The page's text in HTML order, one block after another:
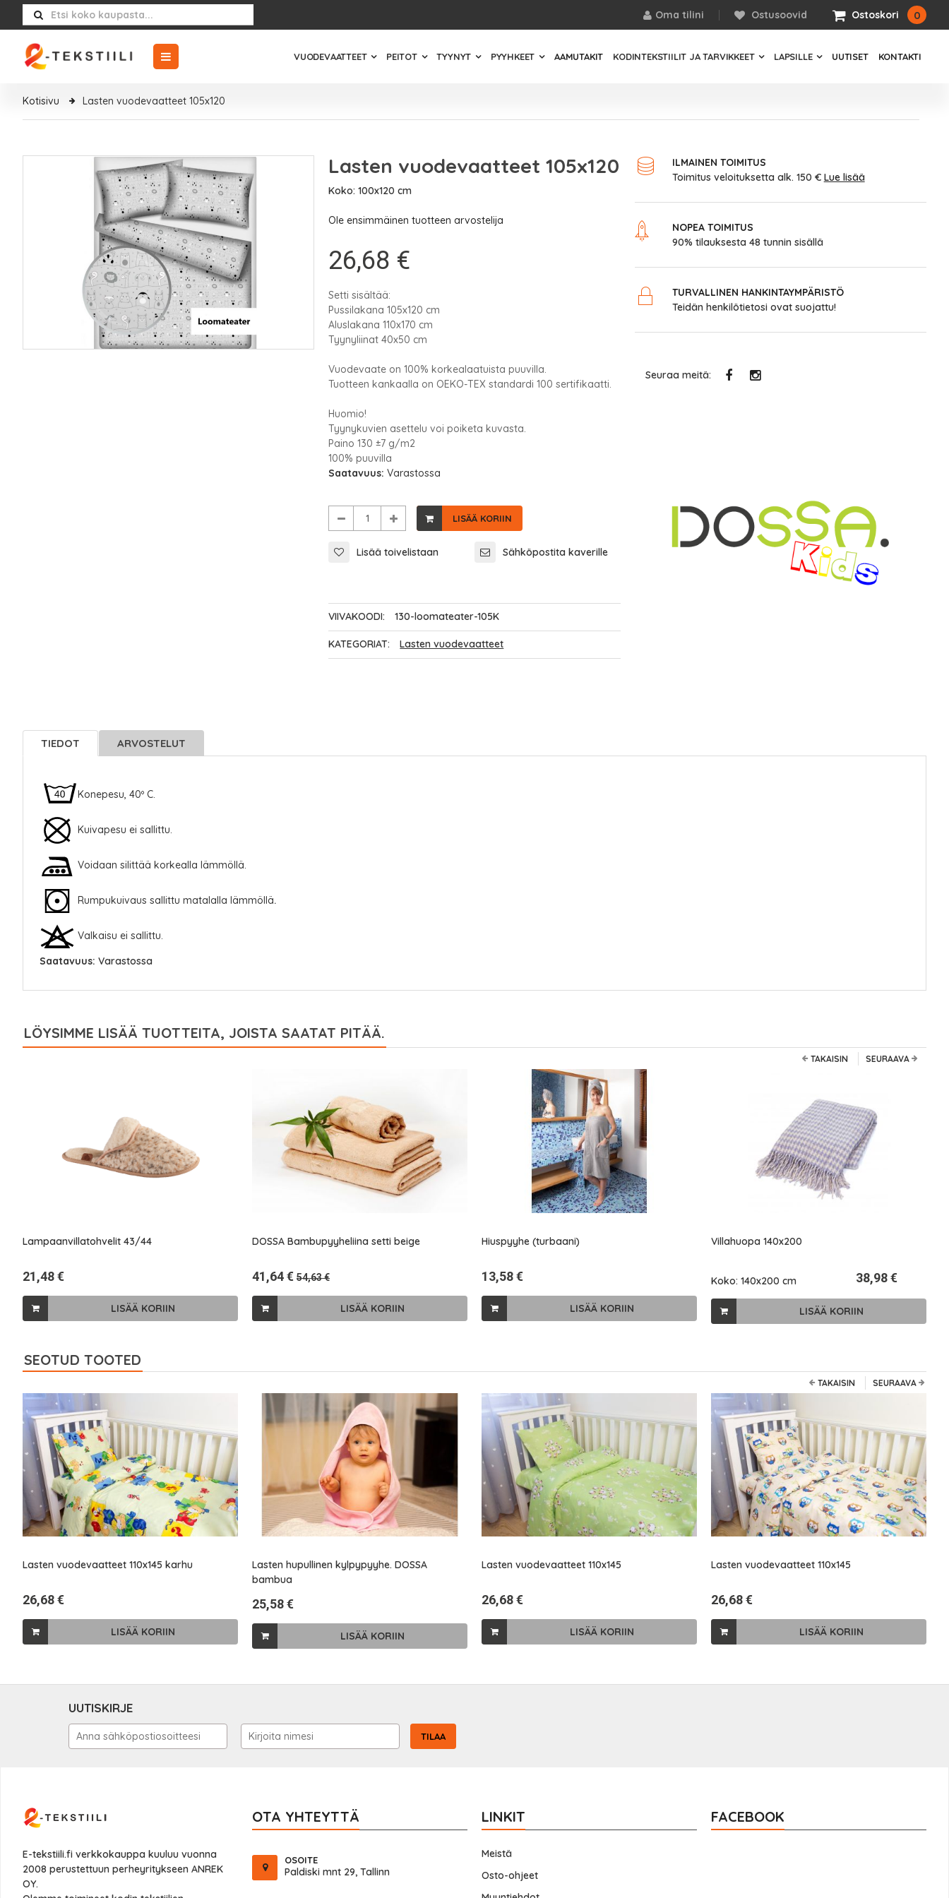
Oma tilini Ostusoovid Ostoskori 0
VUODEVAATTEET PEITOT TYYNYT PYYHKEET AAMUTAKIT KODINTEKSTIILIT JA TARVIKKEET LAPSILLE UUTISET KONTAKTI
Kotisivu Lasten vuodevaatteet 105x120
Lasten vuodevaatteet 105x120
Koko: 100x120 cm
Ole ensimmäinen tuotteen arvostelija
26,68 €
Setti sisältää:
Pussilakana 105x120 cm
Aluslakana 110x170 cm
Tyynyliinat 40x50 cm
Vuodevaate on 100% korkealaatuista puuvilla.
Tuotteen kankaalla on OEKO-TEX standardi 100 sertifikaatti.
Huomio!
Tyynykuvien asettelu voi poiketa kuvasta.
Paino 130 ±7 g/m2
100% puuvilla
Saatavuus: Varastossa
LISÄÄ KORIIN
Lisää toivelistaan Sähköpostita kaverille
VIIVAKOODI: 130-loomateater-105K
KATEGORIAT: Lasten vuodevaatteet
ILMAINEN TOIMITUS
Toimitus veloituksetta alk. 150 € Lue lisää
NOPEA TOIMITUS
90% tilauksesta 48 tunnin sisällä
TURVALLINEN HANKINTAYMPÄRISTÖ
Teidän henkilötietosi ovat suojattu!
Seuraa meitä:
TIEDOT
Konepesu, 40º C.
Kuivapesu ei sallittu.
Voidaan silittää korkealla lämmöllä.
Rumpukuivaus sallittu matalalla lämmöllä.
Valkaisu ei sallittu.
Saatavuus: Varastossa
ARVOSTELUT
LÖYSIMME LISÄÄ TUOTTEITA, JOISTA SAATAT PITÄÄ.
Lampaanvillatohvelit 43/44
21,48 €
LISÄÄ KORIIN
DOSSA Bambupyyheliina setti beige
41,64 € 54,63 €
LISÄÄ KORIIN
Hiuspyyhe (turbaani)
13,58 €
LISÄÄ KORIIN
Villahuopa 140x200
Koko: 140x200 cm 38,98 €
LISÄÄ KORIIN
TAKAISIN SEURAAVA
SEOTUD TOOTED
Lasten vuodevaatteet 110x145 karhu
26,68 €
LISÄÄ KORIIN
Lasten hupullinen kylpypyyhe. DOSSA
bambua
25,58 €
LISÄÄ KORIIN
Lasten vuodevaatteet 110x145
26,68 €
LISÄÄ KORIIN
Lasten vuodevaatteet 110x145
26,68 €
LISÄÄ KORIIN
TAKAISIN SEURAAVA
UUTISKIRJE
TILAA
E-tekstiili.fi verkkokauppa kuuluu vuonna
2008 perustettuun perheyritykseen ANREK
OY.
OTA YHTEYTTÄ
OSOITE
Paldiski mnt 29, Tallinn
LINKIT
Meistä
Osto-ohjeet
FACEBOOK